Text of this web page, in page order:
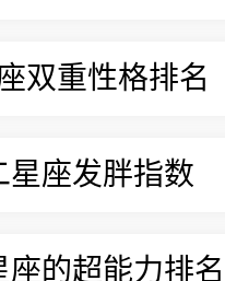
双重性格排名
星座发胖指数
座的超能力排名